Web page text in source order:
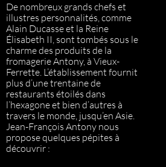
De nombreux grands chefs et
illustres personnalités, comme
Alain Ducasse et la Reine
Élisabeth II, sont tombés sous le
charme des produits de la
fromagerie Antony, à Vieux-
Ferrette. L’établissement fournit
plus d’une trentaine de
restaurants étoilés dans
l’hexagone et bien d’autres à
travers le monde, jusqu’en Asie.
Jean-François Antony nous
propose quelques pépites à
découvrir :